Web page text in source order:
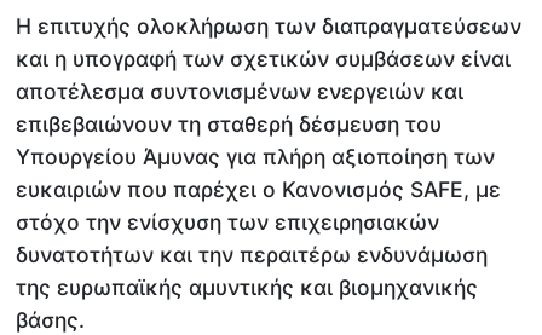
Η επιτυχής ολοκλήρωση των διαπραγματεύσεων
και η υπογραφή των σχετικών συμβάσεων είναι
αποτέλεσμα συντονισμένων ενεργειών και
επιβεβαιώνουν τη σταθερή δέσμευση του
Υπουργείου Άμυνας για πλήρη αξιοποίηση των
ευκαιριών που παρέχει ο Κανονισμός SAFE, με
στόχο την ενίσχυση των επιχειρησιακών
δυνατοτήτων και την περαιτέρω ενδυνάμωση
της ευρωπαϊκής αμυντικής και βιομηχανικής
βάσης.